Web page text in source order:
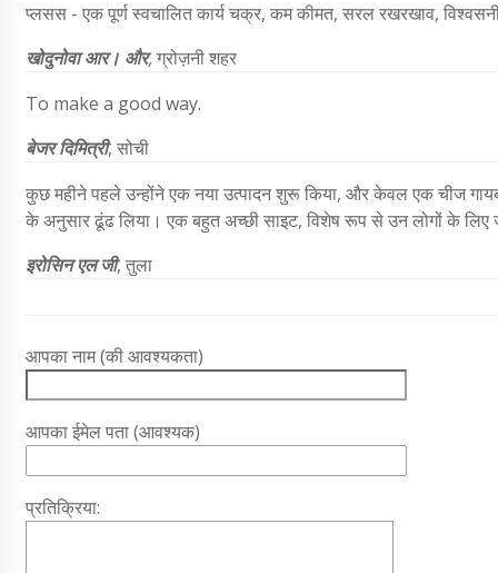
प्लसस - एक पूर्ण स्वचालित कार्य चक्र, कम कीमत, सरल रखरखाव,
खोदुनोवा आर। और,ग्रोज़नी शहर
To make a good way.
बेजर दिमित्री, सोची
कुछ महीने पहले उन्होंने एक नया उत्पादन शुरू किया, और केवल एक चीज
के अनुसार ढूंढ लिया। एक बहुत अच्छी साइट, विशेष रूप से उन लोगों के लिए
इरोसिन एल जी, तुला
आपका नाम (की आवश्यकता)
आपका ईमेल पता (आवश्यक)
प्रतिक्रिया: